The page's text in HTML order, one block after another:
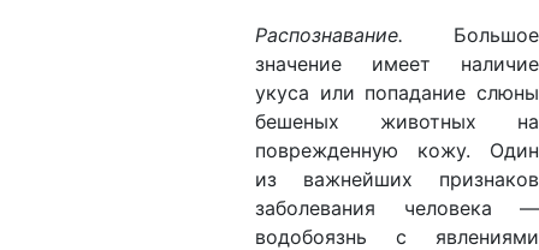
Распознавание. Большое
значение имеет наличие
укуса или попадание слюны
бешеных животных на
поврежденную кожу. Один
из важнейших признаков
заболевания человека —
водобоязнь с явлениями